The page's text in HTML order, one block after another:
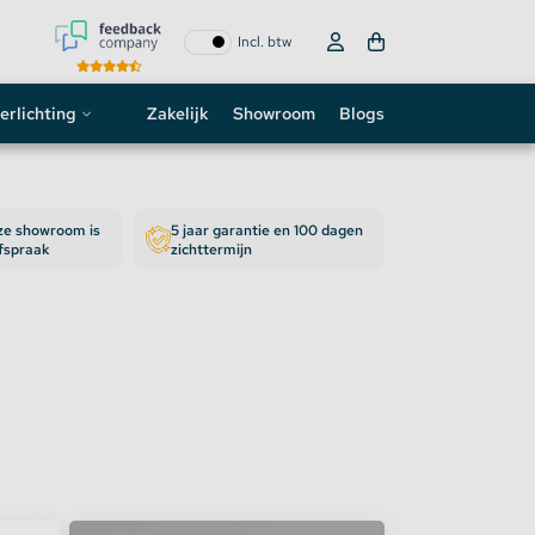
Incl. btw
sign
Zakelijk Showroom Blogs
showroom is
5 jaar garantie en 100 dagen
zichttermijn